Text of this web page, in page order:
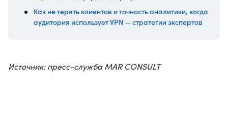
Как не терять клиентов и точность аналитики, когда
аудитория использует VPN — стратегии экспертов
Источник: пресс-служба MAR CONSULT